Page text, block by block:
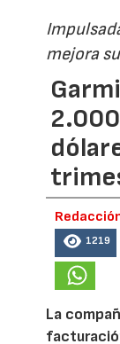
mejora
1219
La